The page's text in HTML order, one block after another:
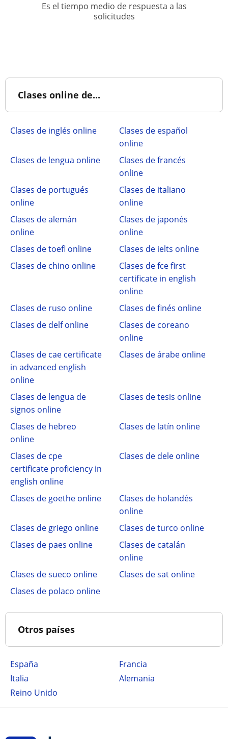
Es el tiempo medio de respuesta a las
solicitudes
Clases online de...
Clases de inglés online
Clases de español
online
Clases de lengua online
Clases de francés
online
Clases de portugués
online
Clases de italiano
online
Clases de alemán
online
Clases de japonés
online
Clases de toefl online
Clases de ielts online
Clases de chino online
Clases de fce first
certificate in english
online
Clases de ruso online
Clases de finés online
Clases de delf online
Clases de coreano
online
Clases de cae certificate
in advanced english
online
Clases de árabe online
Clases de lengua de
signos online
Clases de tesis online
Clases de hebreo
online
Clases de latín online
Clases de cpe
certificate proficiency in
english online
Clases de dele online
Clases de goethe online
Clases de holandés
online
Clases de griego online
Clases de turco online
Clases de paes online
Clases de catalán
online
Clases de sueco online
Clases de sat online
Clases de polaco online
Otros países
España
Francia
Italia
Alemania
Reino Unido